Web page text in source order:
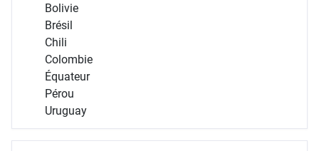
Bolivie
Brésil
Chili
Colombie
Équateur
Pérou
Uruguay